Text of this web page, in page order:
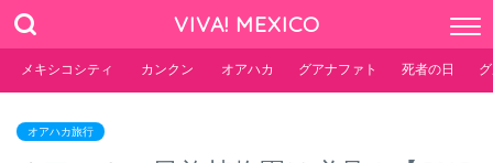
VIVA! MEXICO
メキシコシティ カンクン オアハカ グアナファト 死者の日
オアハカ旅行